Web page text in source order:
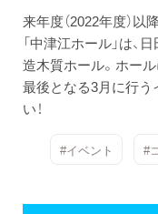
来年度（2022年度）
「中津江ホール」は
造木質ホール。ホー
最後となる3月に行
い！
#イベント #